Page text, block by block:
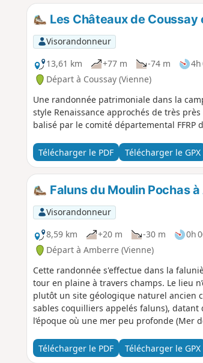
Les Châteaux de Coussay
Visorandonneur
13,61 km
+77 m -74 m 4h
Départ à Coussay (Vienne)
Une randonnée patrimoniale dans la
style Renaissance approchés de très
balisé par le comité départemental FFRP
Télécharger le PDF Télécharger le GPX
Faluns du Moulin Pochas
Visorandonneur
8,59 km
+20 m -30 m 0h
Départ à Amberre (Vienne)
Cette randonnée s'effectue dans la
tour en plaine à travers champs. Le lieu
plutôt un site géologique naturel ancien
sables coquilliers appelés faluns), datant
l’époque où une mer peu profonde (Mer
Télécharger le PDF
Télécharger le GPX